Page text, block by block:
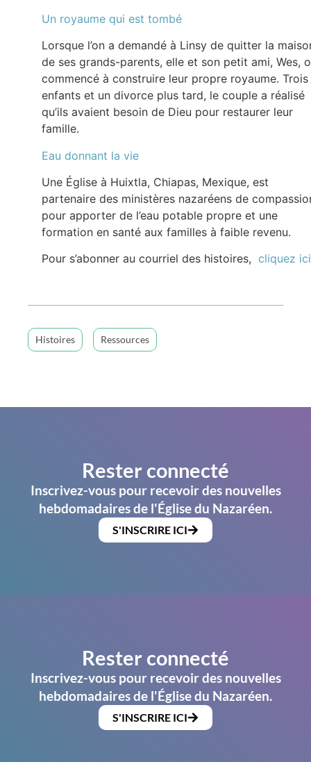
Un royaume qui est tombé
Lorsque l’on a demandé à Linsy de quitter la
de ses grands-parents, elle et son petit ami, Wes,
commencé à construire leur propre royaume. Trois
enfants et un divorce plus tard, le couple a réalisé
qu’ils avaient besoin de Dieu pour restaurer leur
famille.
Eau donnant la vie
Une Église à Huixtla, Chiapas, Mexique, est
partenaire des ministères nazaréens de
pour apporter de l’eau potable propre et une
formation en santé aux familles à faible revenu.
Pour s’abonner au courriel des histoires, cliquez ici
Histoires Ressources
Rester connecté
Inscrivez-vous pour recevoir des nouvelles
hebdomadaires de l'Église du Nazaréen.
S'INSCRIRE ICI
Rester connecté
Inscrivez-vous pour recevoir des nouvelles
hebdomadaires de l'Église du Nazaréen.
S'INSCRIRE ICI